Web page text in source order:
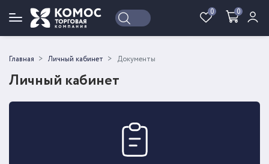
0 0
Войти Регистрация
Главная Личный кабинет Документы
Личный кабинет